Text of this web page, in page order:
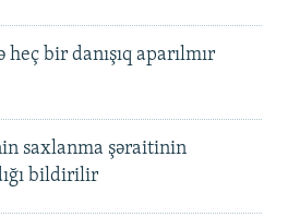
bir danışıq aparılmır
saxlanma şəraitinin
bildirilir